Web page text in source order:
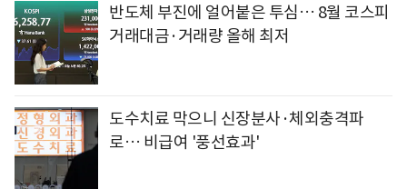
반도체 부진에 얼어붙은 투심… 8월 코스피
거래대금·거래량 올해 최저
도수치료 막으니 신장분사·체외충격파
로… 비급여 '풍선효과'